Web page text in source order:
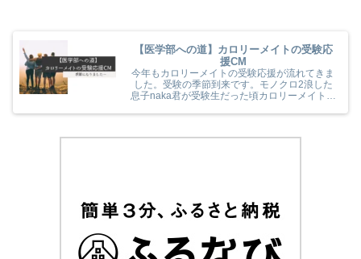
【医学部への道】カロリーメイトの受験応
援CM
今年もカロリーメイトの受験応援が流れてきま
した。受験の季節到来です。モノクロ2浪した
息子naka君が受験生だった頃カロリーメイトの
(^^) 今年のカロリーメイトの受験応援CMも音